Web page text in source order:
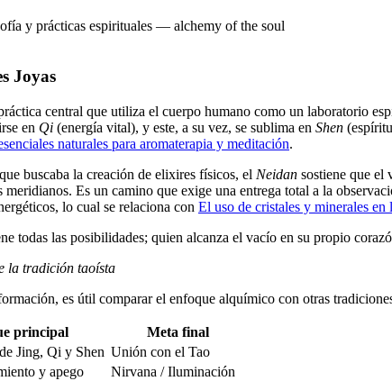
Joyas
central que utiliza el cuerpo humano como un laboratorio
en Qi (energía vital), y este, a su vez, se sublima en Shen
naturales para aromaterapia y meditación.
buscaba la creación de elixires físicos, el Neidan sostiene que el
Es un camino que exige una entrega total a la
lo cual se relaciona con El uso de cristales y minerales en
todas las posibilidades; quien alcanza el vacío en su propio
la tradición taoísta
es útil comparar el enfoque alquímico con otras
principal
Meta final
Jing, Qi y Shen Unión con el Tao
y apego
Nirvana / Iluminación